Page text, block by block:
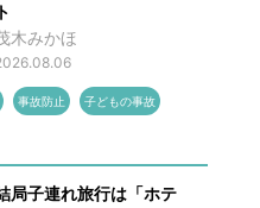
ト
木みかほ
事故防止 子どもの事故
局子連れ旅行は「ホテ